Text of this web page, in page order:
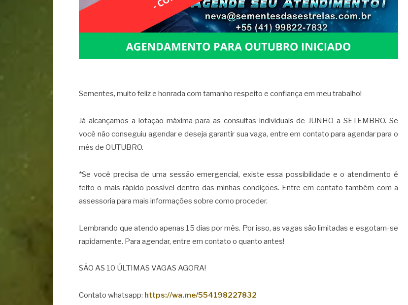
Sementes, muito feliz e honrada com tamanho respeito e confiança em meu trabalho!
Já alcançamos a lotação máxima para as consultas individuais de JUNHO a SETEMBRO. Se
você não conseguiu agendar e deseja garantir sua vaga, entre em contato para agendar para o
mês de OUTUBRO.
*Se você precisa de uma sessão emergencial, existe essa possibilidade e o atendimento é
feito o mais rápido possível dentro das minhas condições. Entre em contato também com a
assessoria para mais informações sobre como proceder.
Lembrando que atendo apenas 15 dias por mês. Por isso, as vagas são limitadas e esgotam-se
rapidamente. Para agendar, entre em contato o quanto antes!
SÃO AS 10 ÚLTIMAS VAGAS AGORA!
Contato whatsapp: https://wa.me/554198227832